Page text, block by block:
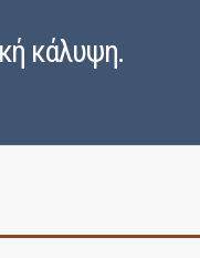
κάλυψη.